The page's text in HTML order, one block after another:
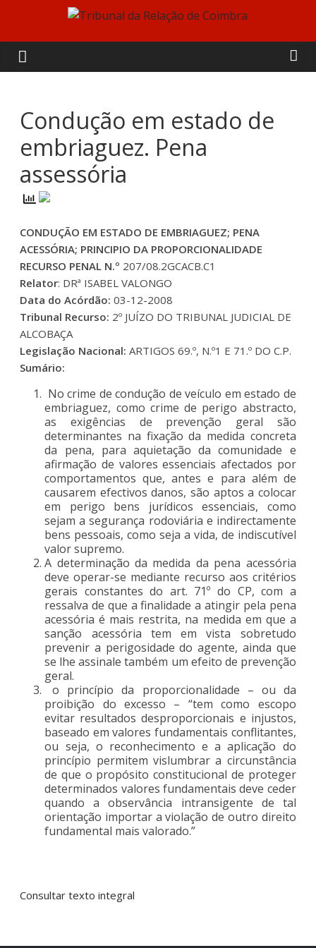
content
Tribunal
da
Relação
de
Coimbra
Condução em estado de
embriaguez. Pena
assessória
CONDUÇÃO EM ESTADO DE EMBRIAGUEZ; PENA
ACESSÓRIA; PRINCIPIO DA PROPORCIONALIDADE
RECURSO PENAL N.º 207/08.2GCACB.C1
Relator: DRª ISABEL VALONGO
Data do Acórdão: 03-12-2008
Tribunal Recurso: 2º JUÍZO DO TRIBUNAL JUDICIAL DE
ALCOBAÇA
Legislação Nacional: ARTIGOS 69.º, N.º1 E 71.º DO C.P.
Sumário:
No crime de condução de veículo em estado de
embriaguez, como crime de perigo abstracto,
as exigências de prevenção geral são
determinantes na fixação da medida concreta
da pena, para aquietação da comunidade e
afirmação de valores essenciais afectados por
comportamentos que, antes e para além de
causarem efectivos danos, são aptos a colocar
em perigo bens jurídicos essenciais, como
sejam a segurança rodoviária e indirectamente
bens pessoais, como seja a vida, de indiscutível
valor supremo.
A determinação da medida da pena acessória
deve operar-se mediante recurso aos critérios
gerais constantes do art. 71º do CP, com a
ressalva de que a finalidade a atingir pela pena
acessória é mais restrita, na medida em que a
sanção acessória tem em vista sobretudo
prevenir a perigosidade do agente, ainda que
se lhe assinale também um efeito de prevenção
geral.
o princípio da proporcionalidade – ou da
proibição do excesso – “tem como escopo
evitar resultados desproporcionais e injustos,
baseado em valores fundamentais conflitantes,
ou seja, o reconhecimento e a aplicação do
princípio permitem vislumbrar a circunstância
de que o propósito constitucional de proteger
determinados valores fundamentais deve ceder
quando a observância intransigente de tal
orientação importar a violação de outro direito
fundamental mais valorado.”
Consultar texto integral